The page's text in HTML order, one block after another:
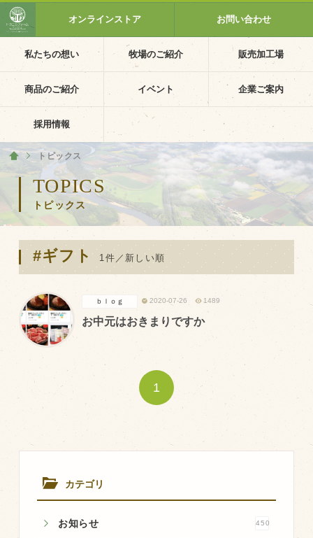
私たちの想い 牧場のご紹介 販売加工場
商品のご紹介 イベント 企業ご案内
採用情報
オンラインストア お問い合わせ
TOPICS
トピックス
ホーム
トピックス
カテゴリ
お知らせ 450
#ギフト 1件／新しい順
2020-07-26 1489
お中元はおきまりですか
ｂｌｏｇ
1
ホーム
私たちの想い
PV動画
イベントカレンダー
イベント一覧
採用情報
企業ご案内
会社概要・沿革
個人情報保護方針
お知らせ
お客様の声
オリジナル投稿レシピ
十勝帯広の観光
採用情報
blog
牧場の仕事